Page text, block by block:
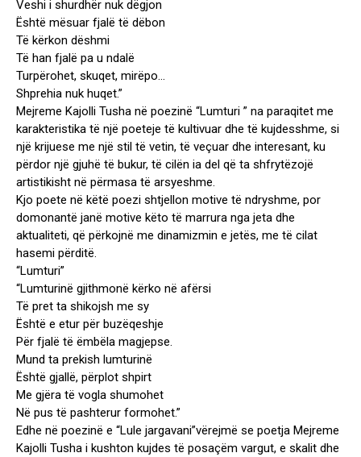
Veshi i shurdhër nuk dëgjon
Është mësuar fjalë të dëbon
Të kërkon dëshmi
Të han fjalë pa u ndalë
Turpërohet, skuqet, mirëpo…
Shprehia nuk huqet.”
Mejreme Kajolli Tusha në poezinë “Lumturi ” na paraqitet me
karakteristika të një poeteje të kultivuar dhe të kujdesshme, si
një krijuese me një stil të vetin, të veçuar dhe interesant, ku
përdor një gjuhë të bukur, të cilën ia del që ta shfrytëzojë
artistikisht në përmasa të arsyeshme.
Kjo poete në këtë poezi shtjellon motive të ndryshme, por
domonantë janë motive këto të marrura nga jeta dhe
aktualiteti, që përkojnë me dinamizmin e jetës, me të cilat
hasemi përditë.
“Lumturi”
“Lumturinë gjithmonë kërko në afërsi
Të pret ta shikojsh me sy
Është e etur për buzëqeshje
Për fjalë të ëmbëla magjepse.
Mund ta prekish lumturinë
Është gjallë, përplot shpirt
Me gjëra të vogla shumohet
Në pus të pashterur formohet.”
Edhe në poezinë e “Lule jargavani”vërejmë se poetja Mejreme
Kajolli Tusha i kushton kujdes të posaçëm vargut, e skalit dhe